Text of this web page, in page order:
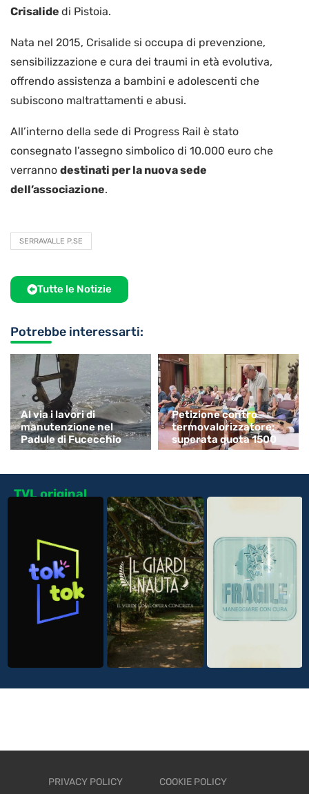
Crisalide di Pistoia.
Nata nel 2015, Crisalide si occupa di prevenzione,
sensibilizzazione e cura dei traumi in età evolutiva,
offrendo assistenza a bambini e adolescenti che
subiscono maltrattamenti e abusi.
All’interno della sede di Progress Rail è stato
consegnato l’assegno simbolico di 10.000 euro che
verranno destinati per la nuova sede
dell’associazione.
SERRAVALLE P.SE
Tutte le Notizie
Potrebbe interessarti:
Al via i lavori di
manutenzione nel
Padule di Fucecchio
Petizione contro
termovalorizzatore:
superata quota 1500
TVL original
PRIVACY POLICY COOKIE POLICY